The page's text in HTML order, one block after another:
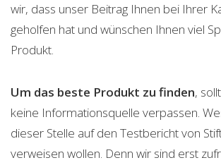
wir, dass unser Beitrag Ihnen bei Ihrer
geholfen hat und wünschen Ihnen viel
Produkt.
Um das beste Produkt zu finden,
keine Informationsquelle verpassen.
dieser Stelle auf den Testbericht von
verweisen wollen. Denn wir sind erst